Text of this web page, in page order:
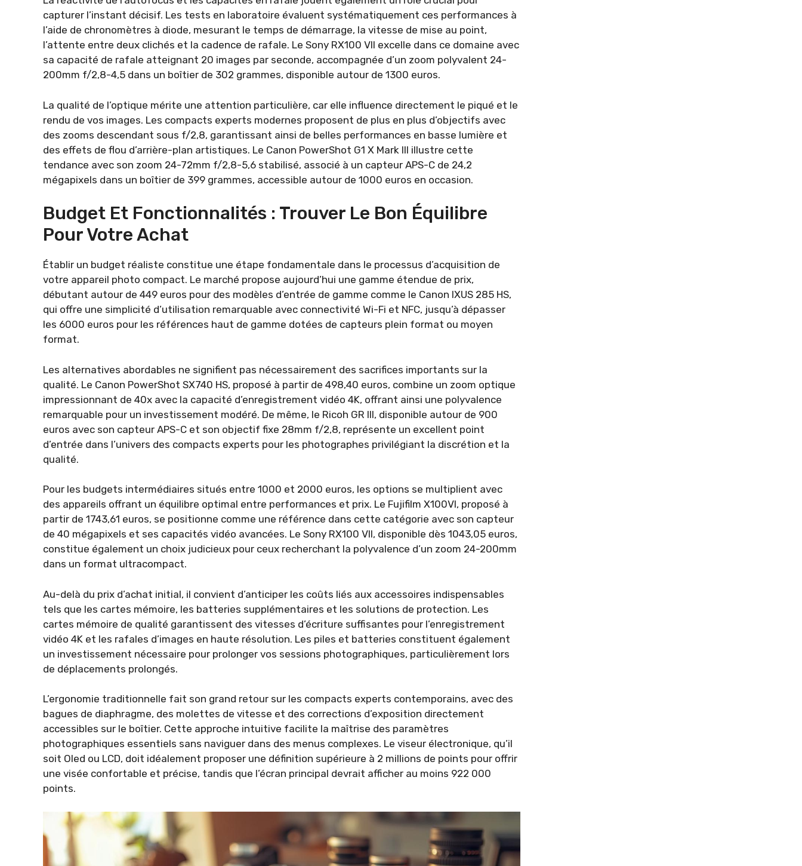
capturer l’instant décisif. Les tests en laboratoire évaluent systématiquement ces performances à
l’aide de chronomètres à diode, mesurant le temps de démarrage, la vitesse de mise au point,
l’attente entre deux clichés et la cadence de rafale. Le Sony RX100 VII excelle dans ce domaine avec
sa capacité de rafale atteignant 20 images par seconde, accompagnée d’un zoom polyvalent 24-
200mm f/2,8-4,5 dans un boîtier de 302 grammes, disponible autour de 1300 euros.
La qualité de l’optique mérite une attention particulière, car elle influence directement le piqué et le
rendu de vos images. Les compacts experts modernes proposent de plus en plus d’objectifs avec
des zooms descendant sous f/2,8, garantissant ainsi de belles performances en basse lumière et
des effets de flou d’arrière-plan artistiques. Le Canon PowerShot G1 X Mark III illustre cette
tendance avec son zoom 24-72mm f/2,8-5,6 stabilisé, associé à un capteur APS-C de 24,2
mégapixels dans un boîtier de 399 grammes, accessible autour de 1000 euros en occasion.
Budget Et Fonctionnalités : Trouver Le Bon Équilibre
Pour Votre Achat
Établir un budget réaliste constitue une étape fondamentale dans le processus d’acquisition de
votre appareil photo compact. Le marché propose aujourd’hui une gamme étendue de prix,
débutant autour de 449 euros pour des modèles d’entrée de gamme comme le Canon IXUS 285 HS,
qui offre une simplicité d’utilisation remarquable avec connectivité Wi-Fi et NFC, jusqu’à dépasser
les 6000 euros pour les références haut de gamme dotées de capteurs plein format ou moyen
format.
Les alternatives abordables ne signifient pas nécessairement des sacrifices importants sur la
qualité. Le Canon PowerShot SX740 HS, proposé à partir de 498,40 euros, combine un zoom optique
impressionnant de 40x avec la capacité d’enregistrement vidéo 4K, offrant ainsi une polyvalence
remarquable pour un investissement modéré. De même, le Ricoh GR III, disponible autour de 900
euros avec son capteur APS-C et son objectif fixe 28mm f/2,8, représente un excellent point
d’entrée dans l’univers des compacts experts pour les photographes privilégiant la discrétion et la
qualité.
Pour les budgets intermédiaires situés entre 1000 et 2000 euros, les options se multiplient avec
des appareils offrant un équilibre optimal entre performances et prix. Le Fujifilm X100VI, proposé à
partir de 1743,61 euros, se positionne comme une référence dans cette catégorie avec son capteur
de 40 mégapixels et ses capacités vidéo avancées. Le Sony RX100 VII, disponible dès 1043,05 euros,
constitue également un choix judicieux pour ceux recherchant la polyvalence d’un zoom 24-200mm
dans un format ultracompact.
Au-delà du prix d’achat initial, il convient d’anticiper les coûts liés aux accessoires indispensables
tels que les cartes mémoire, les batteries supplémentaires et les solutions de protection. Les
cartes mémoire de qualité garantissent des vitesses d’écriture suffisantes pour l’enregistrement
vidéo 4K et les rafales d’images en haute résolution. Les piles et batteries constituent également
un investissement nécessaire pour prolonger vos sessions photographiques, particulièrement lors
de déplacements prolongés.
L’ergonomie traditionnelle fait son grand retour sur les compacts experts contemporains, avec des
bagues de diaphragme, des molettes de vitesse et des corrections d’exposition directement
accessibles sur le boîtier. Cette approche intuitive facilite la maîtrise des paramètres
photographiques essentiels sans naviguer dans des menus complexes. Le viseur électronique, qu’il
soit Oled ou LCD, doit idéalement proposer une définition supérieure à 2 millions de points pour offrir
une visée confortable et précise, tandis que l’écran principal devrait afficher au moins 922 000
points.